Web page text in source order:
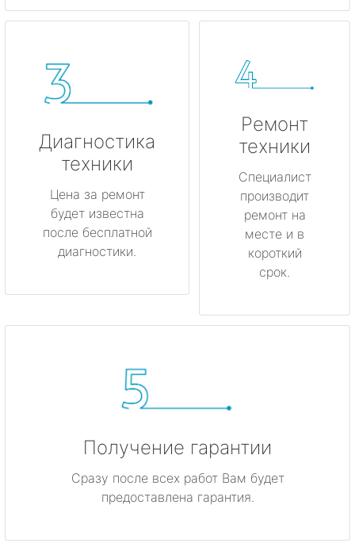
Диагностика
техники
Цена за ремонт
будет известна
после бесплатной
диагностики.
Ремонт
техники
Специалист
производит
ремонт на
месте и в
короткий
срок.
Получение гарантии
Сразу после всех работ Вам будет
предоставлена гарантия.